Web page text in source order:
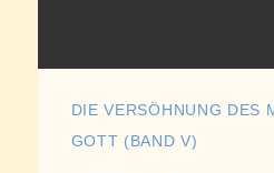
DIE VERSÖHNUNG DES
GOTT (BAND V)